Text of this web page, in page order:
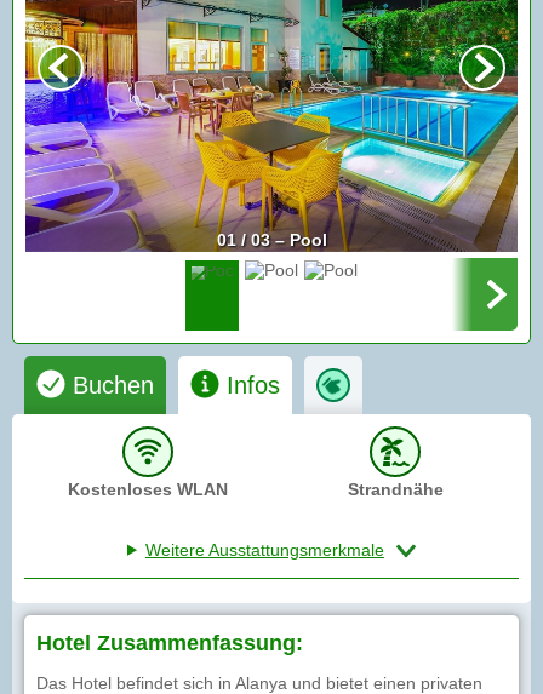
01 / 03 – Pool
Buchen Infos
Kostenloses WLAN Strandnähe
Weitere Ausstattungsmerkmale
Hotel Zusammenfassung:
Das Hotel befindet sich in Alanya und bietet einen privaten